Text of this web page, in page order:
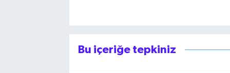
Bu içeriğe tepkiniz